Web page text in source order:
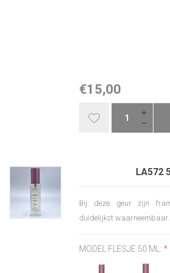
€15,00
LA572
Bij deze geur zijn
duidelijkst waarneembaar.
MODEL FLESJE 50 ML:*